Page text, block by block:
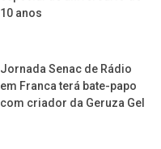
10 anos
Jornada Senac de Rádio
em Franca terá bate-papo
com criador da Geruza Gel